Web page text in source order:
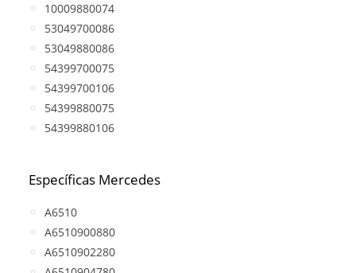
10009880074
53049700086
53049880086
54399700075
54399700106
54399880075
54399880106
Específicas Mercedes
A6510
A6510900880
A6510902280